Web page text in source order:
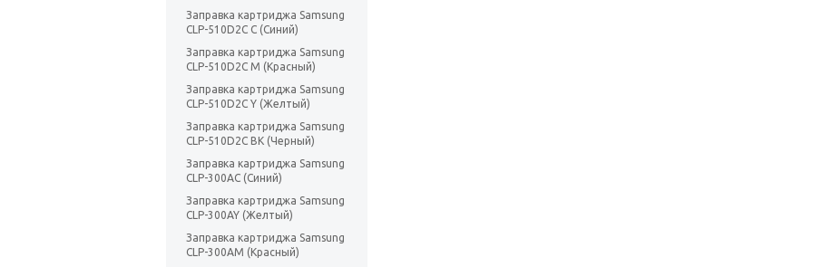
Заправка картриджа Samsung
CLP-510D2C C (Синий)
Заправка картриджа Samsung
CLP-510D2C M (Красный)
Заправка картриджа Samsung
CLP-510D2C Y (Желтый)
Заправка картриджа Samsung
CLP-510D2C BK (Черный)
Заправка картриджа Samsung
CLP-300AC (Синий)
Заправка картриджа Samsung
CLP-300AY (Желтый)
Заправка картриджа Samsung
CLP-300AM (Красный)